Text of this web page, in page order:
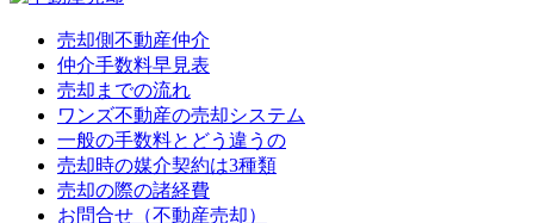
売却側不動産仲介
仲介手数料早見表
売却までの流れ
ワンズ不動産の売却システム
一般の手数料とどう違うの
売却時の媒介契約は3種類
売却の際の諸経費
お問合せ（不動産売却）